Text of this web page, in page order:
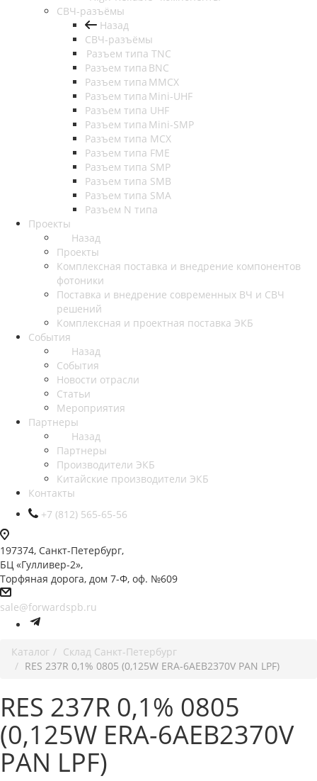
СВЧ-разъёмы
Назад
СВЧ-разъёмы
Разъем типа TNC
Разъем типа BNC
Разъем типа MMCX
Разъем типа Mini-UHF
Разъем типа UHF
Разъем типа Mini-SMP
Разъем типа MCX
Разъем типа FME
Разъем типа SMP
Разъем типа SMB
Разъем типа SMA
Разъем N типа
Проекты
Назад
Проекты
Комплексная поставка и внедрение компонентов
фотоники
Поставка и внедрение современных ВЧ и СВЧ
решений
Комплексная и проектная поставка ЭКБ
События
Назад
События
Новости отрасли
Статьи
Мероприятия
Партнеры
Назад
Партнеры
Производители ЭКБ
Китайские производители ЭКБ
Контакты
+7 (812) 565-65-56
197374, Санкт-Петербург,
БЦ «Гулливер-2»,
Торфяная дорога, дом 7-Ф, оф. №609
sale@forwardspb.ru
Каталог
Cклад Санкт-Петербург
RES 237R 0,1% 0805 (0,125W ERA-6AEB2370V PAN LPF)
RES 237R 0,1% 0805
(0,125W ERA-6AEB2370V
PAN LPF)